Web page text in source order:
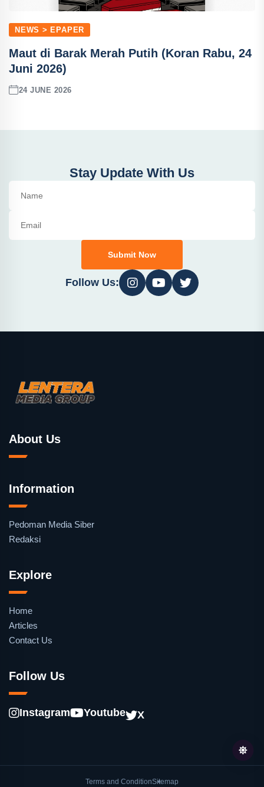
NEWS > EPAPER
Maut di Barak Merah Putih (Koran Rabu, 24
Juni 2026)
24 JUNE 2026
Stay Update With Us
Submit Now
Follow Us:
About Us
Information
Pedoman Media Siber
Redaksi
Explore
Home
Articles
Contact Us
Follow Us
Instagram Youtube X
Terms and ConditionSitemap